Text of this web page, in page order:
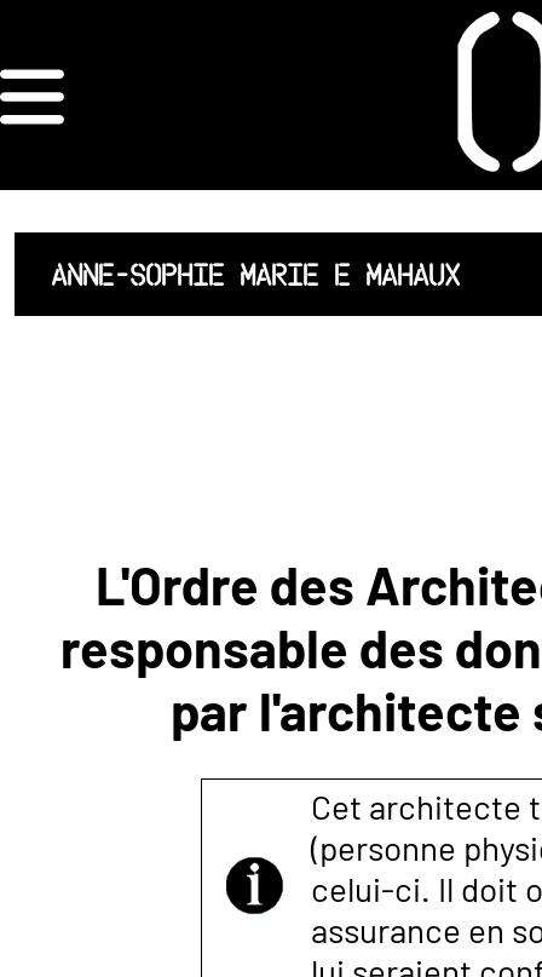
ORDRE DES
ARCHITECTES
ACCUEIL
LISTE DES
NOUS
CONTACTER
ANNE-SOPHIE MARIE E MAHAUX
L'Ordre des
responsable des
par l'architecte
Cet architecte
(personne
celui-ci. Il doit
assurance en